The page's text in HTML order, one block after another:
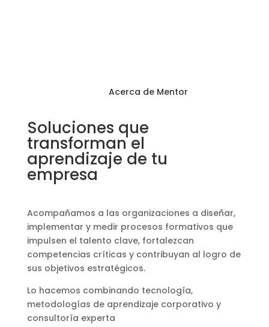
Acerca de Mentor
Soluciones que
transforman el
aprendizaje de tu
empresa
Acompañamos a las organizaciones a diseñar,
implementar y medir procesos formativos que
impulsen el talento clave, fortalezcan
competencias críticas y contribuyan al logro de
sus objetivos estratégicos.
Lo hacemos combinando tecnología,
metodologías de aprendizaje corporativo y
consultoría experta